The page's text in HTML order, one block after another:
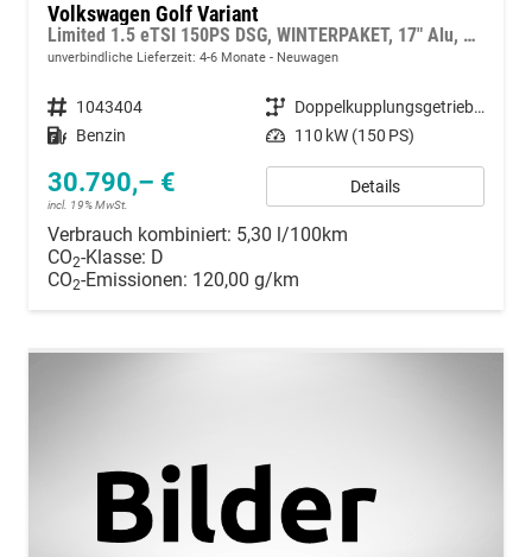
Volkswagen Golf Variant
Limited 1.5 eTSI 150PS DSG, WINTERPAKET, 17" Alu, Metallic, Keyless, Elektr. Heckklappe, Alarm, Kamera, Abgedunkelte Scheiben, Adaptiver Tempomat ACC, Sicht-Paket, Digital Cockpit Pro, LED-Scheinwerfer, Wireless App-Connect, Park Assist, Radio Ready2Discover 12,9
unverbindliche Lieferzeit: 4-6 Monate Neuwagen
Fahrzeugnummer 1043404 Getriebe
Doppelkupplungsgetriebe (DSG)
Kraftstoff Benzin Leistung 110 kW (150 PS)
30.790,– €
incl. 19% MwSt.
Details
Verbrauch kombiniert: 5,30 l/100km
CO2-Klasse: D
CO2-Emissionen: 120,00 g/km